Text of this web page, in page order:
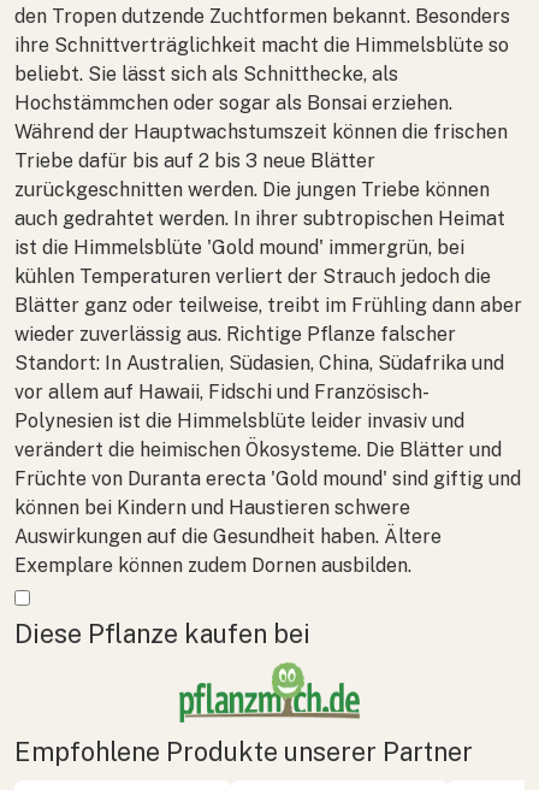
den Tropen dutzende Zuchtformen bekannt. Besonders
ihre Schnittverträglichkeit macht die Himmelsblüte so
beliebt. Sie lässt sich als Schnitthecke, als
Hochstämmchen oder sogar als Bonsai erziehen.
Während der Hauptwachstumszeit können die frischen
Triebe dafür bis auf 2 bis 3 neue Blätter
zurückgeschnitten werden. Die jungen Triebe können
auch gedrahtet werden. In ihrer subtropischen Heimat
ist die Himmelsblüte 'Gold mound' immergrün, bei
kühlen Temperaturen verliert der Strauch jedoch die
Blätter ganz oder teilweise, treibt im Frühling dann aber
wieder zuverlässig aus. Richtige Pflanze falscher
Standort: In Australien, Südasien, China, Südafrika und
vor allem auf Hawaii, Fidschi und Französisch-
Polynesien ist die Himmelsblüte leider invasiv und
verändert die heimischen Ökosysteme. Die Blätter und
Früchte von Duranta erecta 'Gold mound' sind giftig und
können bei Kindern und Haustieren schwere
Auswirkungen auf die Gesundheit haben. Ältere
Exemplare können zudem Dornen ausbilden.
Mehr anzeigen
Diese Pflanze kaufen bei
Empfohlene Produkte unserer Partner